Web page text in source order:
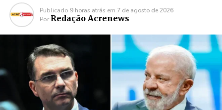
Publicado 9 horas atrás em 7 de agosto de 2026
Por Redação Acrenews